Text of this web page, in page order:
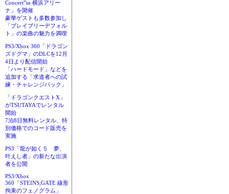
Concert”in 横浜アリー
ナ」を開催
豪華ゲストも多数参加し
「ブレイブリーデフォル
ト」の楽曲の魅力を満喫
PS3/Xbox 360「ドラゴン
ズドグマ」のDLCを12月
4日より配信開始
「ハードモード」などを
追加する「求道者への試
練・チャレンジパック」
「ドラゴンクエストX」
がTSUTAYAでレンタル
開始
7泊8日無料レンタル、特
別価格でのコード販売を
実施
PS3「龍が如く５ 夢、
叶えし者」の新たな出演
者を公開
PS3/Xbox
360「STEINS;GATE 線形
拘束のフェノグラム」